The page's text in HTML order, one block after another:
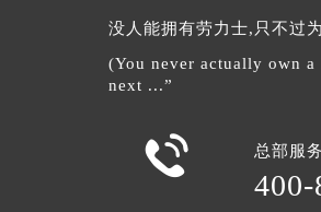
没人能拥有劳力士,只不过
(You never actually own
next ...”
 总部服
400-